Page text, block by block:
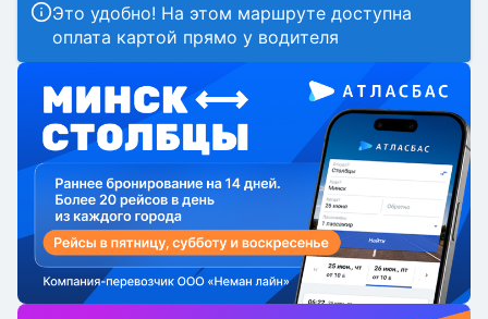
Это удобно! На этом маршруте доступна
оплата картой прямо у водителя